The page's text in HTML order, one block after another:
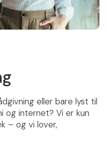
eller bare lyst til
og internet? Vi er kun
– og vi lover,